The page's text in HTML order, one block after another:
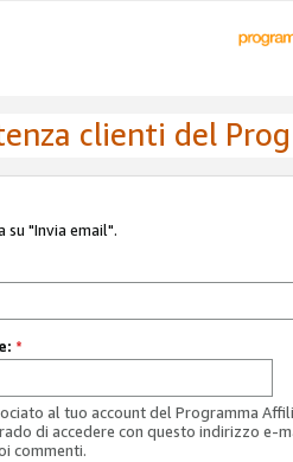
clienti del
su "Invia email".
*
al tuo account del Programma
di accedere con questo indirizzo e-
commenti.